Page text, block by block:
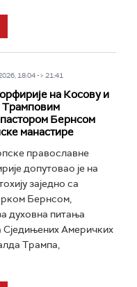
18:04 -> 21:41
на Косову и
Трамповим
Бернсом
манастире
православне
допутовао је на
заједно са
Бернсом,
духовна питања
Сједињених Америчких
Трампа,